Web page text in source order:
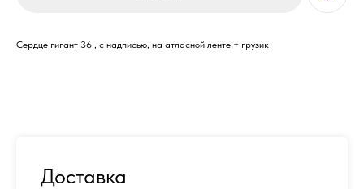
Сердце гигант 36 , с надписью, на атласной ленте + грузик
Доставка